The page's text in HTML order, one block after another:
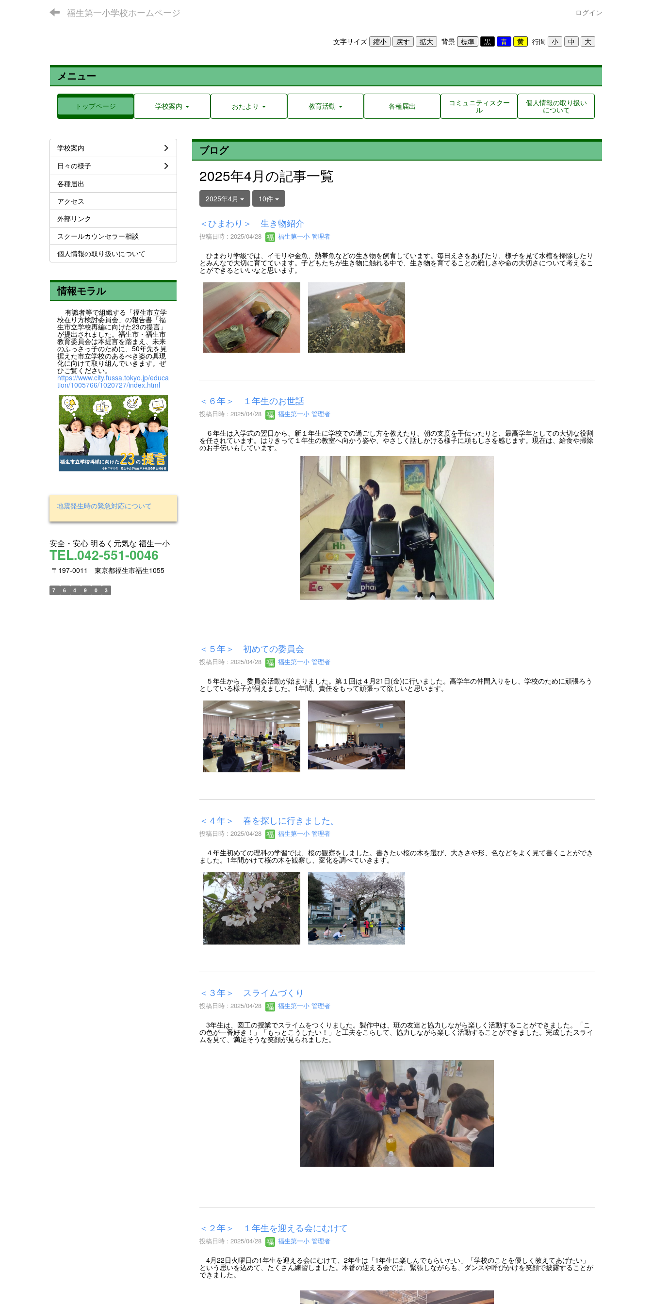
福生第一小学校ホームページ ログイン
文字サイズ 背景 行間
メニュー
トップページ 学校案内 おたより 教育活動 各種届出 コミュニティスクー
ル
個人情報の取り扱い
について
ブログ
2025年4月の記事一覧
2025年4月 10件
＜ひまわり＞ 生き物紹介
投稿日時 : 2025/04/28 福生第一小 管理者
ひまわり学級では、イモリや金魚、熱帯魚などの生き物を飼育しています。毎日えさをあげたり、様子を見て水槽を掃除したり
とみんなで大切に育てています。子どもたちが生き物に触れる中で、生き物を育てることの難しさや命の大切さについて考えるこ
とができるといいなと思います。
＜６年＞ １年生のお世話
投稿日時 : 2025/04/28 福生第一小 管理者
６年生は入学式の翌日から、新１年生に学校での過ごし方を教えたり、朝の支度を手伝ったりと、最高学年としての大切な役割
を任されています。はりきって１年生の教室へ向かう姿や、やさしく話しかける様子に頼もしさを感じます。現在は、給食や掃除
のお手伝いもしています。
＜５年＞ 初めての委員会
投稿日時 : 2025/04/28 福生第一小 管理者
５年生から、委員会活動が始まりました。第１回は４月21日(金)に行いました。高学年の仲間入りをし、学校のために頑張ろう
としている様子が伺えました。1年間、責任をもって頑張って欲しいと思います。
＜４年＞ 春を探しに行きました。
投稿日時 : 2025/04/28 福生第一小 管理者
４年生初めての理科の学習では、桜の観察をしました。書きたい桜の木を選び、大きさや形、色などをよく見て書くことができ
ました。1年間かけて桜の木を観察し、変化を調べていきます。
＜３年＞ スライムづくり
投稿日時 : 2025/04/28 福生第一小 管理者
3年生は、図工の授業でスライムをつくりました。製作中は、班の友達と協力しながら楽しく活動することができました。「こ
の色が一番好き！」「もっとこうしたい！」と工夫をこらして、協力しながら楽しく活動することができました。完成したスライ
ムを見て、満足そうな笑顔が見られました。
＜２年＞ １年生を迎える会にむけて
投稿日時 : 2025/04/28 福生第一小 管理者
4月22日火曜日の1年生を迎える会にむけて、2年生は「1年生に楽しんでもらいたい」「学校のことを優しく教えてあげたい」
という思いを込めて、たくさん練習しました。本番の迎える会では、緊張しながらも、ダンスや呼びかけを笑顔で披露することが
できました。
学校案内
日々の様子
各種届出
アクセス
外部リンク
スクールカウンセラー相談
個人情報の取り扱いについて
情報モラル
有識者等で組織する「福生市立学
校在り方検討委員会」の報告書「福
生市立学校再編に向けた23の提言」
が提出されました。福生市・福生市
教育委員会は本提言を踏まえ、未来
のふっさっ子のために、50年先を見
据えた市立学校のあるべき姿の具現
化に向けて取り組んでいきます。ぜ
ひご覧ください。
https://www.city.fussa.tokyo.jp/educa
tion/1005766/1020727/index.html
地震発生時の緊急対応について
安全・安心 明るく元気な 福生一小
TEL.042-551-0046
〒197-0011 東京都福生市福生1055
7 6 4 9 0 3